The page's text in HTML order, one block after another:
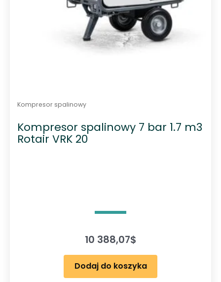
Kompresor spalinowy
Kompresor spalinowy 7 bar 1.7 m3
Rotair VRK 20
10 388,07$
Dodaj do koszyka